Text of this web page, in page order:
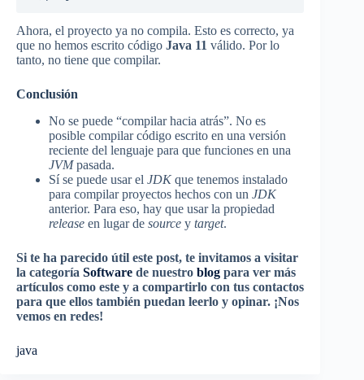
Ahora, el proyecto ya no compila. Esto es correcto, ya
que no hemos escrito código Java 11 válido. Por lo
tanto, no tiene que compilar.
Conclusión
No se puede “compilar hacia atrás”. No es
posible compilar código escrito en una versión
reciente del lenguaje para que funciones en una
JVMpasada.
Sí se puede usar el JDKque tenemos instalado
para compilar proyectos hechos con un JDK
anterior. Para eso, hay que usar la propiedad
release en lugar de source y target.
Si te ha parecido útil este post, te invitamos a visitar
la categoría Software de nuestro blog para ver más
artículos como este y a compartirlo con tus contactos
para que ellos también puedan leerlo y opinar. ¡Nos
vemos en redes!
java